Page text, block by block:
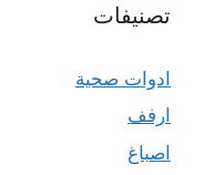
تصنيفات
ادوات صحية
ارفف
اصباغ